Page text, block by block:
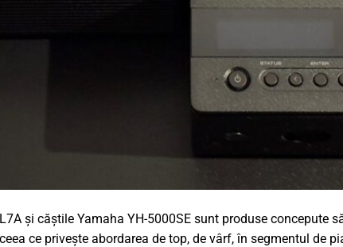
și căștile Yamaha YH-5000SE sunt produse concepute
ce privește abordarea de top, de vârf, în segmentul de